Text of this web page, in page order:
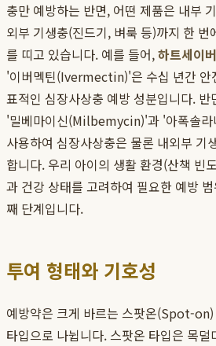
충만 예방하는 반면, 어떤 제품은 내부
외부 기생충(진드기, 벼룩 등)까지 한
를 띠고 있습니다. 예를 들어,하트세이버
'이버멕틴(Ivermectin)'은 수십 년간 안
표적인 심장사상충 예방 성분입니다.
'밀베마이신(Milbemycin)'과 '아폭솔
사용하여 심장사상충은 물론 내외부 기
합니다. 우리 아이의 생활 환경(산책 빈
과 건강 상태를 고려하여 필요한 예방
째 단계입니다.
투여 형태와 기호성
예방약은 크게 바르는 스팟온(Spot-
타입으로 나뉩니다. 스팟온 타입은 목